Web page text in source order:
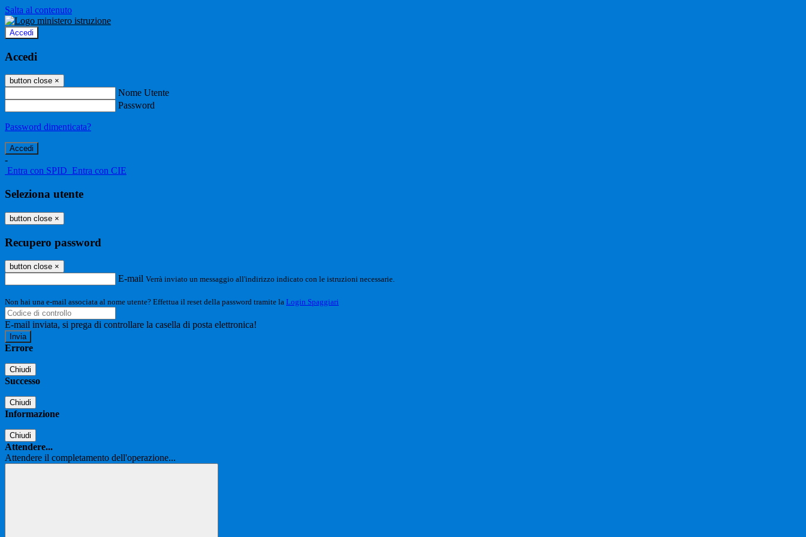
Salta al contenuto
Accedi
Accedi
button close ×
Nome Utente
Password
Password dimenticata?
-
Entra con SPID Entra con CIE
Seleziona utente
button close ×
Recupero password
button close ×
E-mail Verrà inviato un messaggio all'indirizzo indicato con le istruzioni necessarie.
Non hai una e-mail associata al nome utente? Effettua il reset della password tramite la Login Spaggiari
E-mail inviata, si prega di controllare la casella di posta elettronica!
Errore
Chiudi
Successo
Chiudi
Informazione
Chiudi
Attendere...
Attendere il completamento dell'operazione...